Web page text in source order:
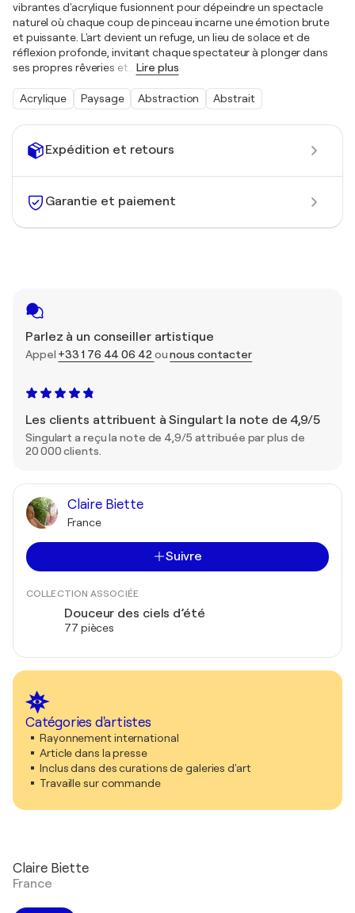
Expédition et retours
Garantie et paiement
Parlez à un conseiller artistique
Appel +33 1 76 44 06 42 ounous contacter
Les clients attribuent à Singulart la note de 4,9/5
Singulart a reçu la note de 4,9/5 attribuée par plus de
20 000 clients.
Claire Biette
France
Suivre
COLLECTION ASSOCIÉE
Douceur des ciels d’été
77 pièces
Catégories d'artistes
Rayonnement international
Article dans la presse
Inclus dans des curations de galeries d'art
Travaille sur commande
vibrantes d'acrylique fusionnent pour dépeindre un spectacle
naturel où chaque coup de pinceau incarne une émotion brute
et puissante. L'art devient un refuge, un lieu de solace et de
réflexion profonde, invitant chaque spectateur à plonger dans
ses propres rêveries et
Lire plus
Acrylique Paysage Abstraction Abstrait
Claire Biette
France